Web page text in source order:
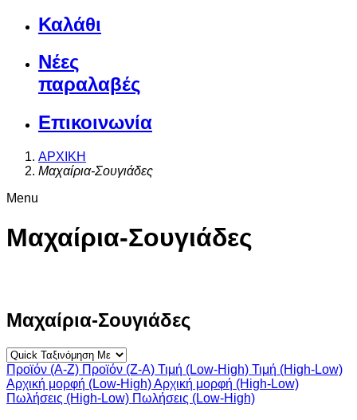
Καλάθι
Νέες
παραλαβές
Επικοινωνία
ΑΡΧΙΚΗ
Μαχαίρια-Σουγιάδες
Menu
Μαχαίρια-Σουγιάδες
Μαχαίρια-Σουγιάδες
Προϊόν (A-Z) Προϊόν (Z-A) Τιμή (Low-High) Τιμή (High-Low)
Αρχική μορφή (Low-High)Αρχική μορφή (High-Low)
Πωλήσεις (High-Low) Πωλήσεις (Low-High)